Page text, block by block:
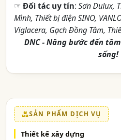
☞ Đối tác uy tín: Sơn Dulux,
Mình, Thiết bị điện SINO,
Viglacera, Gạch Đồng Tâm,
DNC - Nâng bước đến
sống!
SẢN PHẨM DỊCH VỤ
Thiết kế xây dựng